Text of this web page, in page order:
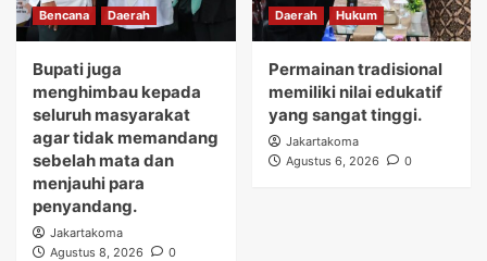
Bencana Daerah
Bupati juga
menghimbau kepada
seluruh masyarakat
agar tidak memandang
sebelah mata dan
menjauhi para
penyandang.
Jakartakoma
Agustus 8, 2026
0
Daerah Hukum
Permainan tradisional
memiliki nilai edukatif
yang sangat tinggi.
Jakartakoma
Agustus 6, 2026
0